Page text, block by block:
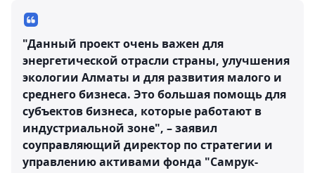
"Данный проект очень важен для
энергетической отрасли страны, улучшения
экологии Алматы и для развития малого и
среднего бизнеса. Это большая помощь для
субъектов бизнеса, которые работают в
индустриальной зоне", – заявил
соуправляющий директор по стратегии и
управлению активами фонда "Самрук-